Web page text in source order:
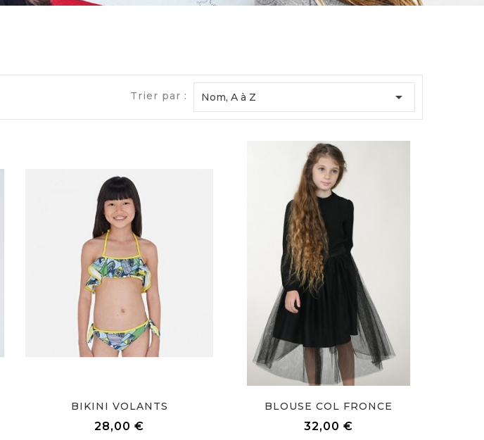
Trier par : Nom, A à Z 
BIKINI VOLANTS
28,00 €
BLOUSE COL FRONCE
32,00 €